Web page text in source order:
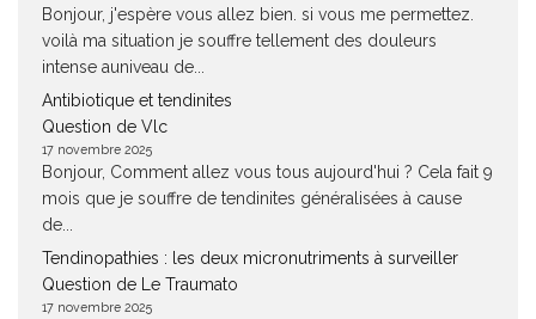
Bonjour, j'espère vous allez bien. si vous me permettez.
voilà ma situation je souffre tellement des douleurs
intense auniveau de...
Antibiotique et tendinites
Question de Vlc
17 novembre 2025
Bonjour, Comment allez vous tous aujourd'hui ? Cela fait 9
mois que je souffre de tendinites généralisées à cause
de...
Tendinopathies : les deux micronutriments à surveiller
Question de Le Traumato
17 novembre 2025